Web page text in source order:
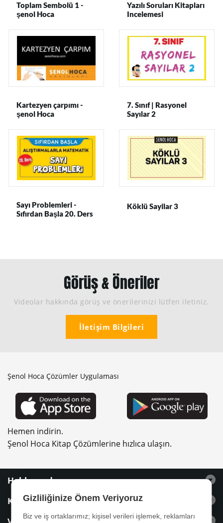
Toplam Sembolü 1 -
şenol Hoca
Yazılı Soruları Kitapları
Incelemesi
Kartezyen çarpımı -
şenol Hoca
7. Sınıf | Rasyonel
Sayılar 2
Sayı Problemleri -
Sıfırdan Başla 20. Ders
Köklü Sayilar 3
Görüş & Öneriler
Videolar hakkında görüş ve önerilerinizi lütfen iletiniz.
İletişim Bilgileri
Şenol Hoca Çözümler Uygulaması
Hemen indirin.
Şenol Hoca Kitap Çözümlerine hızlıca ulaşın.
Hakkımızda
Kitaplar
Gizliliğinize Önem Veriyoruz
Biz ve iş ortaklarımız; kişisel verileri işlemek, reklamları